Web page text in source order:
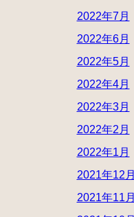
2022年7月
2022年6月
2022年5月
2022年4月
2022年3月
2022年2月
2022年1月
2021年12月
2021年11月